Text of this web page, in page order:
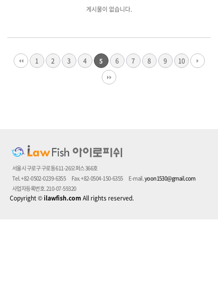
게시물이 없습니다.
1 2 3 4 5 6 7 8 9 10
서울시 구로구 구로동 611-26오퍼스 366호
Tel. +82-0502-0239-6355
Fax. +82-0504-150-6355 E-mail.yoon1530@gmail.com
사업자등록번호. 210-07-59320
Copyright©ilawfish.com All rights reserved.